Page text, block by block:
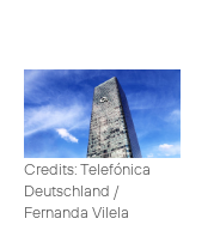
Credits: Telefónica
Deutschland /
Fernanda Vilela